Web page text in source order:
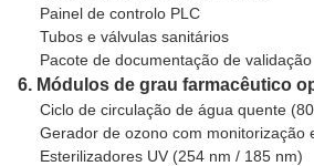
Painel de controlo PLC
Tubos e válvulas sanitários
Pacote de documentação de validação
6. Módulos de grau farmacêutico
Ciclo de circulação de água quente
Gerador de ozono com monitorização
Esterilizadores UV (254 nm / 185 nm)